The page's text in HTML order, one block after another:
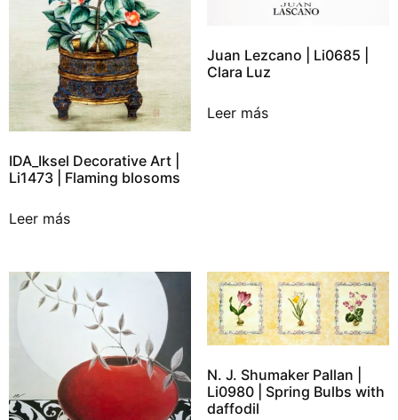
IDA_Iksel Decorative Art |
Li1473 | Flaming blosoms
Leer más
Juan Lezcano | Li0685 |
Clara Luz
Leer más
N. J. Shumaker Pallan |
Li0980 | Spring Bulbs with
daffodil